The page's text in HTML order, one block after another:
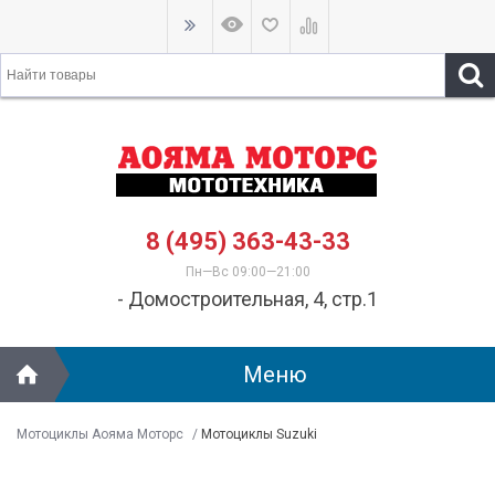
8 (495) 363-43-33
Пн—Вс 09:00—21:00
- Домостроительная, 4, стр.1
Меню
Мотоциклы Аояма Моторс / Мотоциклы Suzuki